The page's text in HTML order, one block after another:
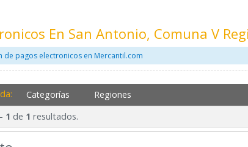
En San Antonio, Comuna V
de pagos electronicos en Mercantil.com
Categorías Regiones
- 1 de 1 resultados.